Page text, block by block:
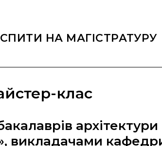
НА МАГІСТРАТУРУ
клас
архітектури
викладачами